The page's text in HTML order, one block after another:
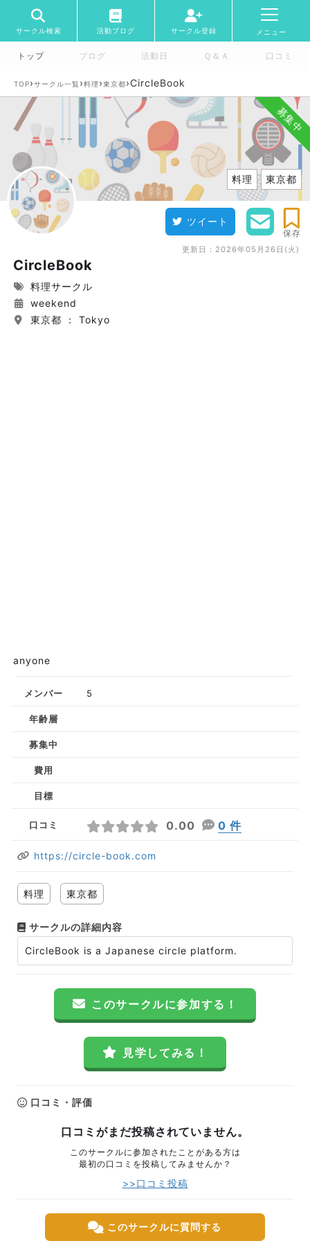
サークル検索 活動ブログ サークル登録 メニュー
トップ ブログ 活動日 Ｑ＆Ａ 口コミ
TOP›サークル一覧 ›料理 ›東京都›CircleBook
募集中
料理 東京都
ツイート
保存
更新日： 2026年05月26日(火)
CircleBook
料理サークル
weekend
東京都 ： Tokyo
anyone
メンバー 5
年齢層
募集中
費用
目標
口コミ 0.00 0 件
https://circle-book.com
料理 東京都
サークルの詳細内容
CircleBook is a Japanese circle platform.
このサークルに参加する！
見学してみる！
口コミ・評価
口コミがまだ投稿されていません。
このサークルに参加されたことがある方は
最初の口コミを投稿してみませんか？
>>口コミ投稿
このサークルに質問する